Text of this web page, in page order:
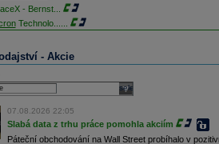
- Bernst...
Technolo......
obchodů s akciemi na pražské burze za dnešní
za poslední rok je 0,665 mld. Kč.
výroby balistických střel ATACMS ve spolupráci s
dobu potrvá. Agentuře Reuters to řekl generální
Papperger. Společná výroba s Lockheedem v
arzenál Spojeným státům, které mají zvýšenou
- Akcie
select
07.08.2026 22:05
Slabá data z trhu práce pomohla akciím
Páteční obchodování na Wall Street probíhalo v